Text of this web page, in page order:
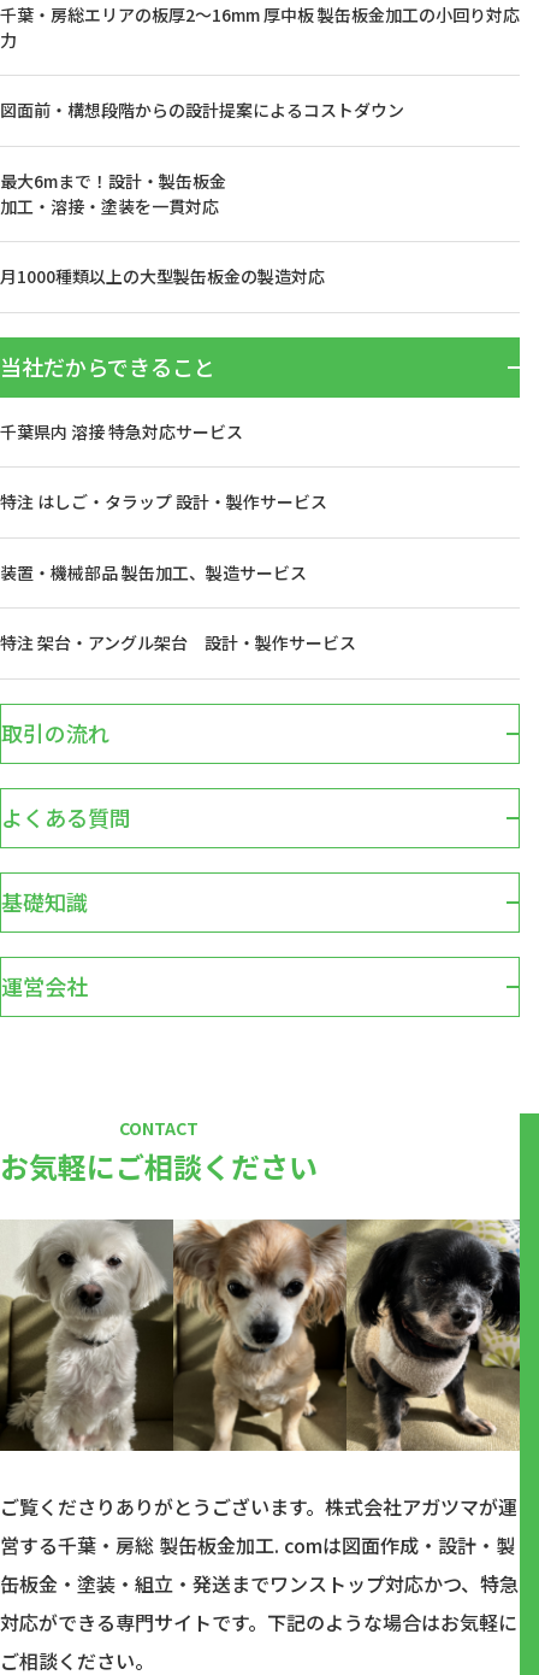
千葉・房総エリアの板厚2〜16mm 厚中板 製缶板金加工の小回り対応
力
図面前・構想段階からの設計提案によるコストダウン
最大6mまで！設計・製缶板金
加工・溶接・塗装を一貫対応
月1000種類以上の大型製缶板金の製造対応
当社だからできること
千葉県内 溶接 特急対応サービス
特注 はしご・タラップ 設計・製作サービス
装置・機械部品 製缶加工、製造サービス
特注 架台・アングル架台 設計・製作サービス
取引の流れ
よくある質問
基礎知識
運営会社
CONTACT
お気軽にご相談ください
ご覧くださりありがとうございます。株式会社アガツマが運
営する千葉・房総 製缶板金加工. comは図面作成・設計・製
缶板金・塗装・組立・発送までワンストップ対応かつ、特急
対応ができる専⾨サイトです。下記のような場合はお気軽に
ご相談ください。